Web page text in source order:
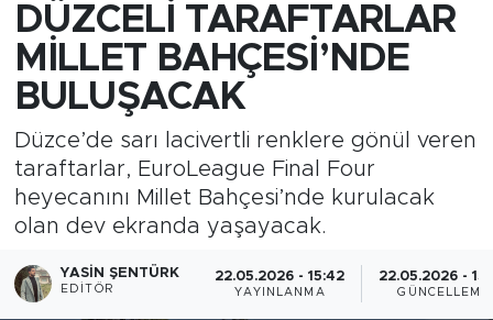
DÜZCELİ TARAFTARLAR
MİLLET BAHÇESİ’NDE
BULUŞACAK
Düzce’de sarı lacivertli renklere gönül veren
taraftarlar, EuroLeague Final Four
heyecanını Millet Bahçesi’nde kurulacak
olan dev ekranda yaşayacak.
YASIN ŞENTÜRK
EDITÖR
22.05.2026 - 15:42
YAYINLANMA
22.05.2026 -
GÜNCELLEME
Spor
Siyaset
Yerel Haber
Öncü Radyo Dinle
Düzce Trafik Yoğunluk Haritası
Süper Lig Puan Durumu ve Fikstür
Tüm Manşetler
Son Dakika Haberleri